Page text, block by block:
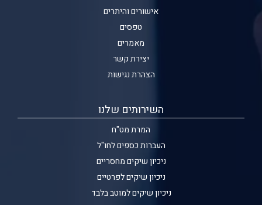
אישורים והיתרים
טפסים
מאמרים
יצירת קשר
הצהרת נגישות
השירותים שלנו
המרת מט"ח
העברות כספים לחו"ל
ניכיון שיקים מחסריים
ניכיון שיקים לפרטיים
ניכיון שיקים למוטב בלבד